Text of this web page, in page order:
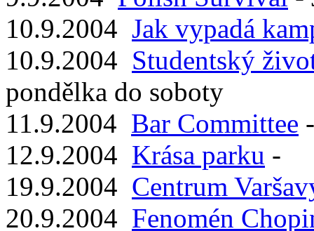
10.9.2004 Jak vypadá
10.9.2004 Studentský
pondělka do soboty
11.9.2004 Bar Committee -
12.9.2004 Krása parku -
19.9.2004 Centrum
20.9.2004 Fenomén